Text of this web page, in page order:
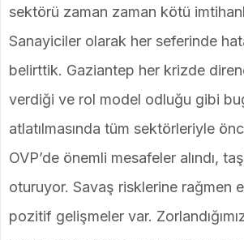
sektörü zaman zaman kötü
Sanayiciler olarak her seferinde
belirttik. Gaziantep her krizde
verdiği ve rol model odluğu gibi
atlatılmasında tüm sektörleriyle
OVP’de önemli mesafeler alındı,
oturuyor. Savaş risklerine rağmen
pozitif gelişmeler var.